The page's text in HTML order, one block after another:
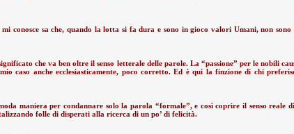
conosce sa che, quando la lotta si fa dura e sono in gioco valori Umani, non
che va ben oltre il senso letterale delle parole. La “passione” per le nobili
caso anche ecclesiasticamente, poco corretto. Ed è qui la finzione di chi
maniera per condannare solo la parola “formale”, e così coprire il senso
folle di disperati alla ricerca di un po’ di felicità.